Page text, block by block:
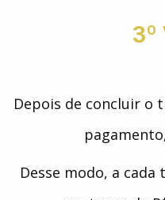
3º
Depois de concluir o
Desse modo, a